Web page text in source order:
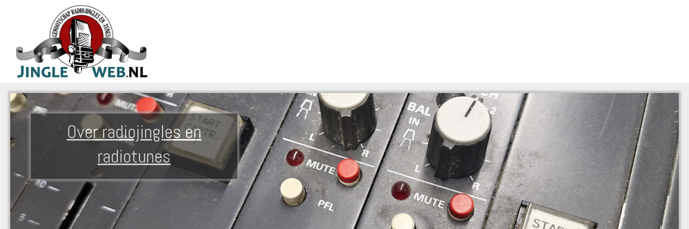
Over radiojingles en
radiotunes